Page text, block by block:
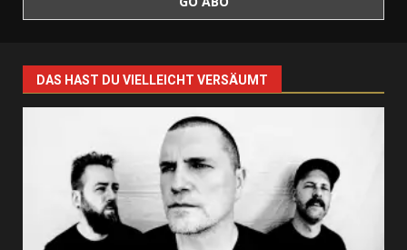
DAS HAST DU VIELLEICHT VERSÄUMT